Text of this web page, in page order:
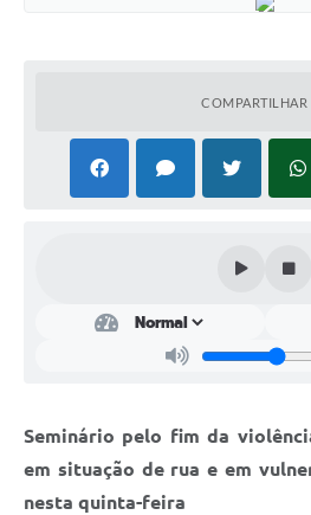
Perguntas Frequentes
Emprega
COMPARTILHAR
Seminário pelo fim da
em situação de rua e em
nesta quinta-feira